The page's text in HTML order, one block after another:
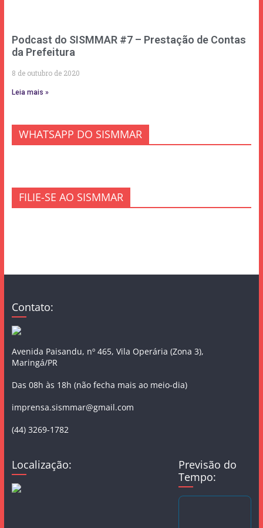
Podcast do SISMMAR #7 – Prestação de Contas
da Prefeitura
8 de outubro de 2020
Leia mais »
WHATSAPP DO SISMMAR
FILIE-SE AO SISMMAR
Contato:
Avenida Paisandu, nº 465, Vila Operária (Zona 3),
Maringá/PR
Das 08h às 18h (não fecha mais ao meio-dia)
imprensa.sismmar@gmail.com
(44) 3269-1782
Localização:
Previsão do
Tempo: